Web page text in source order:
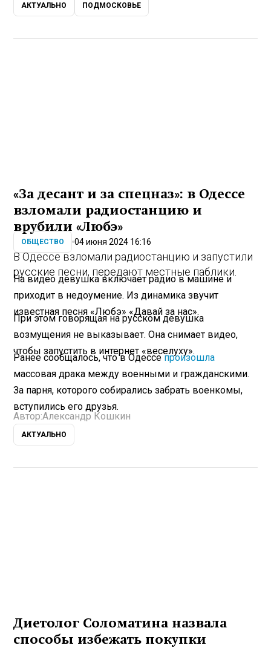
АКТУАЛЬНО ПОДМОСКОВЬЕ
«За десант и за спецназ»: в Одессе
взломали радиостанцию и
врубили «Любэ»
ОБЩЕСТВО 04 июня 2024 16:16
В Одессе взломали радиостанцию и запустили
русские песни, передают местные паблики.
На видео девушка включает радио в машине и
приходит в недоумение. Из динамика звучит
известная песня «Любэ» «Давай за нас».
При этом говорящая на русском девушка
возмущения не выказывает. Она снимает видео,
чтобы запустить в интернет «веселуху».
Ранее сообщалось, что в Одессепроизошла
массовая драка между военными и гражданскими.
За парня, которого собирались забрать военкомы,
вступились его друзья.
Автор:Александр Кошкин
АКТУАЛЬНО
Диетолог Соломатина назвала
способы избежать покупки